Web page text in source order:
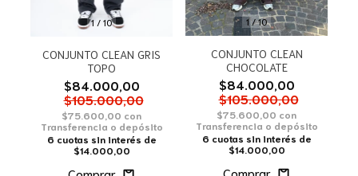
1 / 10
CONJUNTO CLEAN GRIS
TOPO
$84.000,00
$105.000,00
$75.600,00 con
Transferencia o depósito
6 cuotas sin interés de
$14.000,00
1/10
CONJUNTO CLEAN
CHOCOLATE
$84.000,00
$105.000,00
$75.600,00 con
Transferencia o depósito
6 cuotas sin interés de
$14.000,00